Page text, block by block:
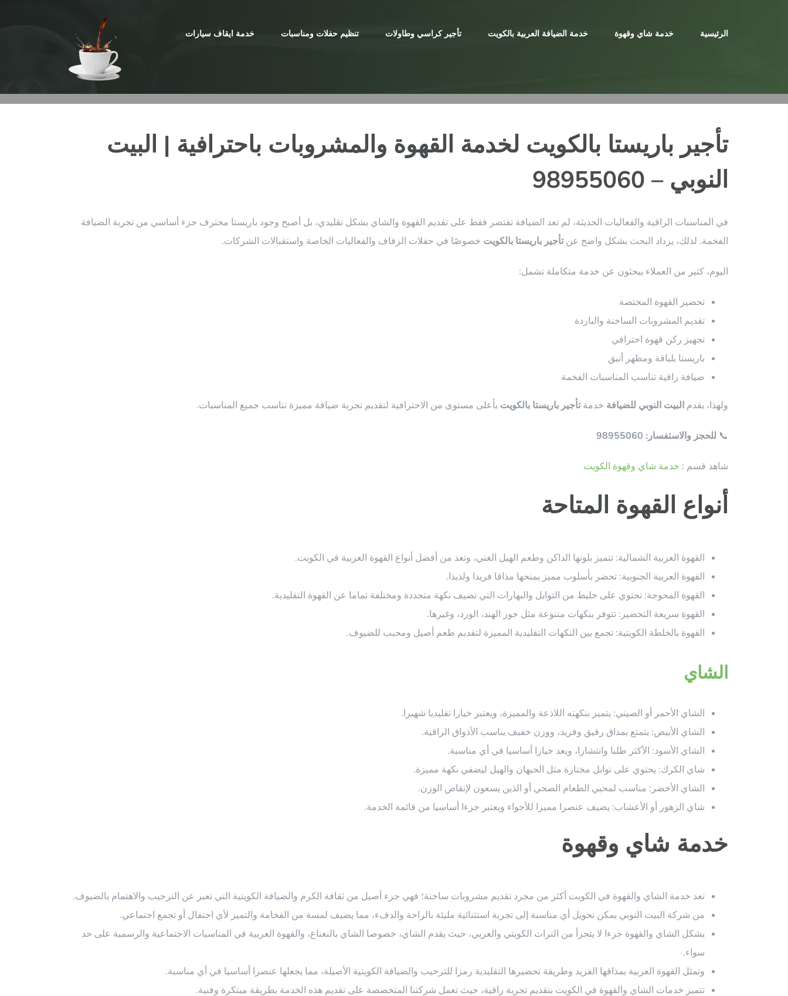
الرئيسية خدمة شاي وقهوة خدمة الضيافة العربية بالكويت تأجير كراسي وطاولات تنظيم حفلات ومناسبات خدمة ايقاف سيارات
تأجير باريستا بالكويت لخدمة القهوة والمشروبات باحترافية | البيت
النوبي – 98955060
في المناسبات الراقية والفعاليات الحديثة، لم تعد الضيافة تقتصر فقط على تقديم القهوة والشاي بشكل تقليدي، بل أصبح وجود باريستا محترف جزء أساسي من تجربة الضيافة
الفخمة. لذلك، يزداد البحث بشكل واضح عنتأجير باريستا بالكويت خصوصًا في حفلات الزفاف والفعاليات الخاصة واستقبالات الشركات.
اليوم، كثير من العملاء يبحثون عن خدمة متكاملة تشمل:
تحضير القهوة المختصة
تقديم المشروبات الساخنة والباردة
تجهيز ركن قهوة احترافي
باريستا بلباقة ومظهر أنيق
ضيافة راقية تناسب المناسبات الفخمة
ولهذا، يقدم البيت النوبي للضيافة خدمةتأجير باريستا بالكويت بأعلى مستوى من الاحترافية لتقديم تجربة ضيافة مميزة تناسب جميع المناسبات.
📞 للحجز والاستفسار: 98955060
شاهد قسم : خدمة شاي وقهوة الكويت
أنواع القهوة المتاحة
القهوة العربية الشمالية: تتميز بلونها الداكن وطعم الهيل الغني، وتعد من أفضل أنواع القهوة العربية في الكويت.
القهوة العربية الجنوبية: تحضر بأسلوب مميز يمنحها مذاقا فريدا ولذيذا.
القهوة المحوجة: تحتوي على خليط من التوابل والبهارات التي تضيف نكهة متجددة ومختلفة تماما عن القهوة التقليدية.
القهوة سريعة التحضير: تتوفر بنكهات متنوعة مثل جوز الهند، الورد، وغيرها.
القهوة بالخلطة الكويتية: تجمع بين النكهات التقليدية المميزة لتقديم طعم أصيل ومحبب للضيوف.
الشاي
الشاي الأحمر أو الصيني: يتميز بنكهته اللاذعة والمميزة، ويعتبر خيارا تقليديا شهيرا.
الشاي الأبيض: يتمتع بمذاق رقيق وفريد، ووزن خفيف يناسب الأذواق الراقية.
الشاي الأسود: الأكثر طلبا وانتشارا، ويعد خيارا أساسيا في أي مناسبة.
شاي الكرك: يحتوي على توابل مختارة مثل الحبهان والهيل ليضفي نكهة مميزة.
الشاي الأخضر: مناسب لمحبي الطعام الصحي أو الذين يسعون لإنقاص الوزن.
شاي الزهور أو الأعشاب: يضيف عنصرا مميزا للأجواء ويعتبر جزءا أساسيا من قائمة الخدمة.
خدمة شاي وقهوة
تعد خدمة الشاي والقهوة في الكويت أكثر من مجرد تقديم مشروبات ساخنة؛ فهي جزء أصيل من ثقافة الكرم والضيافة الكويتية التي تعبر عن الترحيب والاهتمام بالضيوف.
من شركة البيت النوبي يمكن تحويل أي مناسبة إلى تجربة استثنائية مليئة بالراحة والدفء، مما يضيف لمسة من الفخامة والتميز لأي احتفال أو تجمع اجتماعي.
يشكل الشاي والقهوة جزءا لا يتجزأ من التراث الكويتي والعربي، حيث يقدم الشاي، خصوصا الشاي بالنعناع، والقهوة العربية في المناسبات الاجتماعية والرسمية على حد
سواء.
وتمثل القهوة العربية بمذاقها الفريد وطريقة تحضيرها التقليدية رمزا للترحيب والضيافة الكويتية الأصيلة، مما يجعلها عنصرا أساسيا في أي مناسبة.
تتميز خدمات الشاي والقهوة في الكويت بتقديم تجربة راقية، حيث تعمل شركتنا المتخصصة على تقديم هذه الخدمة بطريقة مبتكرة وفنية.